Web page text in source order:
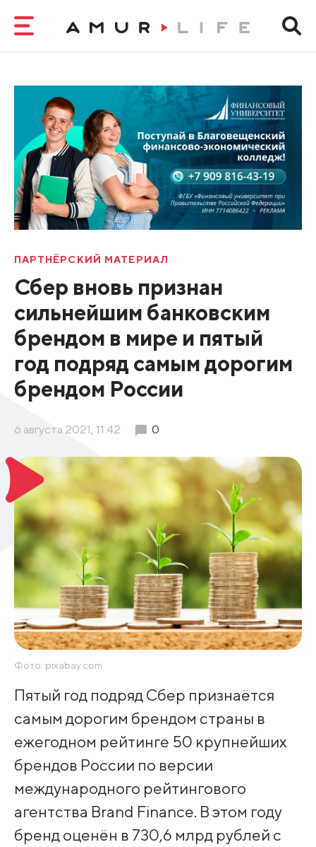
ПАРТНЁРСКИЙ МАТЕРИАЛ
Сбер вновь признан
сильнейшим банковским
брендом в мире и пятый
год подряд самым дорогим
брендом России
6 августа 2021, 11:42 0
Фото: pixabay.com
Пятый год подряд Сбер признаётся
самым дорогим брендом страны в
ежегодном рейтинге 50 крупнейших
брендов России по версии
международного рейтингового
агентства Brand Finance. В этом году
бренд оценён в 730,6 млрд рублей с